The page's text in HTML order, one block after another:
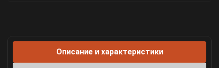
Описание и характеристики